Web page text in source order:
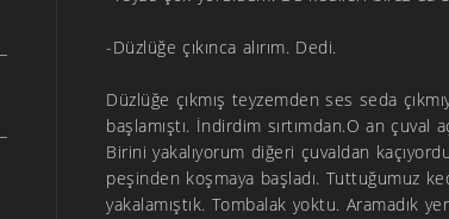
-Düzlüğe çıkınca alırım. Dedi.
Düzlüğe çıkmış teyzemden ses seda
başlamıştı. İndirdim sırtımdan.O an çuval
Birini yakalıyorum diğeri çuvaldan
peşinden koşmaya başladı. Tuttuğumuz
yakalamıştık. Tombalak yoktu. Aramadık